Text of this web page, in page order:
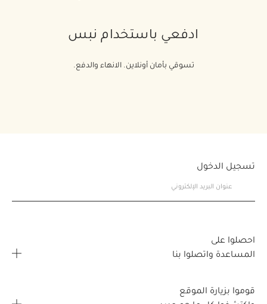
ادفعي باستخدام نبس
تسوقي بأمان أونلاين. الانهاء والدفع.
تسجيل الدخول
احصلوا على
المساعدة واتصلوا بنا
قوموا بزيارة الموقع